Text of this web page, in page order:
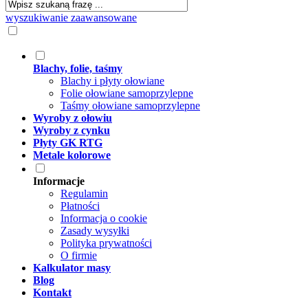
wyszukiwanie zaawansowane
Blachy, folie, taśmy
Blachy i płyty ołowiane
Folie ołowiane samoprzylepne
Taśmy ołowiane samoprzylepne
Wyroby z ołowiu
Wyroby z cynku
Płyty GK RTG
Metale kolorowe
Informacje
Regulamin
Płatności
Informacja o cookie
Zasady wysyłki
Polityka prywatności
O firmie
Kalkulator masy
Blog
Kontakt